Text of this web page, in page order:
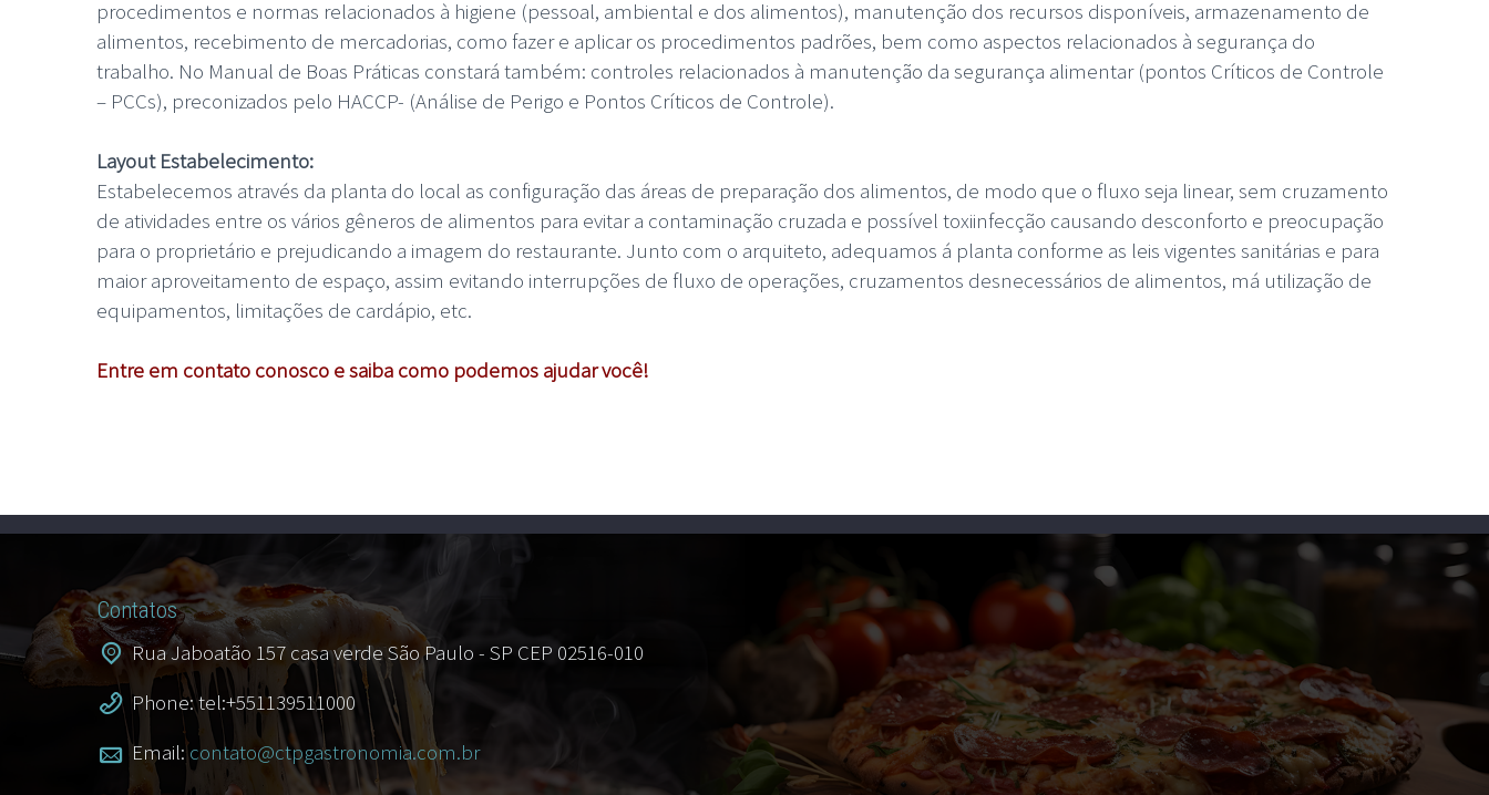
procedimentos e normas relacionados à higiene (pessoal, ambiental e dos alimentos), manutenção dos recursos disponíveis, armazenamento de
alimentos, recebimento de mercadorias, como fazer e aplicar os procedimentos padrões, bem como aspectos relacionados à segurança do
trabalho. No Manual de Boas Práticas constará também: controles relacionados à manutenção da segurança alimentar (pontos Críticos de Controle
– PCCs), preconizados pelo HACCP- (Análise de Perigo e Pontos Críticos de Controle).
Layout Estabelecimento:
Estabelecemos através da planta do local as configuração das áreas de preparação dos alimentos, de modo que o fluxo seja linear, sem cruzamento
de atividades entre os vários gêneros de alimentos para evitar a contaminação cruzada e possível toxiinfecção causando desconforto e preocupação
para o proprietário e prejudicando a imagem do restaurante. Junto com o arquiteto, adequamos á planta conforme as leis vigentes sanitárias e para
maior aproveitamento de espaço, assim evitando interrupções de fluxo de operações, cruzamentos desnecessários de alimentos, má utilização de
equipamentos, limitações de cardápio, etc.
Entre em contato conosco e saiba como podemos ajudar você!
Contatos
Rua Jaboatão 157 casa verde São Paulo - SP CEP 02516-010
Phone: tel:+551139511000
Email:contato@ctpgastronomia.com.br